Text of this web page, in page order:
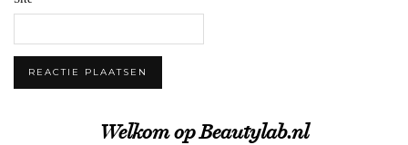
Welkom op Beautylab.nl